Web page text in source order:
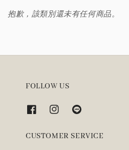
抱歉，該類別還未有任何商品。
FOLLOW US
CUSTOMER SERVICE